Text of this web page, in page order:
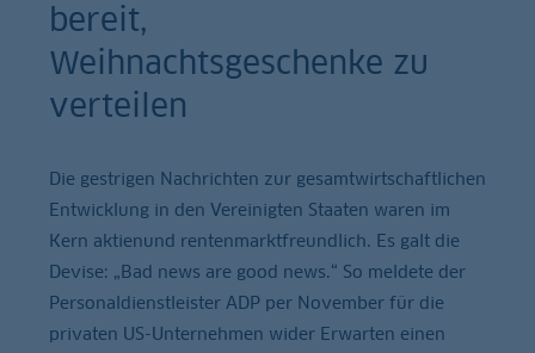
bereit,
Weihnachtsgeschenke zu
verteilen
Die gestrigen Nachrichten zur gesamtwirtschaftlichen
Entwicklung in den Vereinigten Staaten waren im
Kern aktienund rentenmarktfreundlich. Es galt die
Devise: „Bad news are good news.“ So meldete der
Personaldienstleister ADP per November für die
privaten US-Unternehmen wider Erwarten einen